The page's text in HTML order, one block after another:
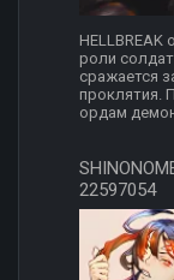
HELLBREAK
роли
сражается
проклятия.
ордам
22597054